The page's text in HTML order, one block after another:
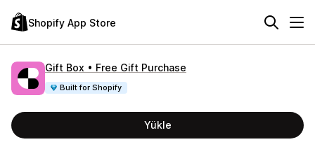
Shopify App Store
Gift Box • Free Gift Purchase
Built for Shopify
Yükle